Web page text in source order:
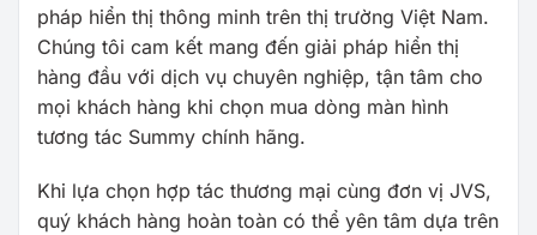
pháp hiển thị thông minh trên thị trường Việt Nam.
Chúng tôi cam kết mang đến giải pháp hiển thị
hàng đầu với dịch vụ chuyên nghiệp, tận tâm cho
mọi khách hàng khi chọn mua dòng màn hình
tương tác Summy chính hãng.
Khi lựa chọn hợp tác thương mại cùng đơn vị JVS,
quý khách hàng hoàn toàn có thể yên tâm dựa trên